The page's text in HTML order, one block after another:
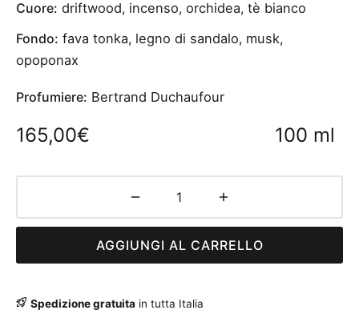
Cuore: driftwood, incenso, orchidea, tè bianco
Fondo: fava tonka, legno di sandalo, musk,
opoponax
Profumiere: Bertrand Duchaufour
165,00€ 100 ml
AGGIUNGI AL CARRELLO
Spedizione gratuita in tutta Italia